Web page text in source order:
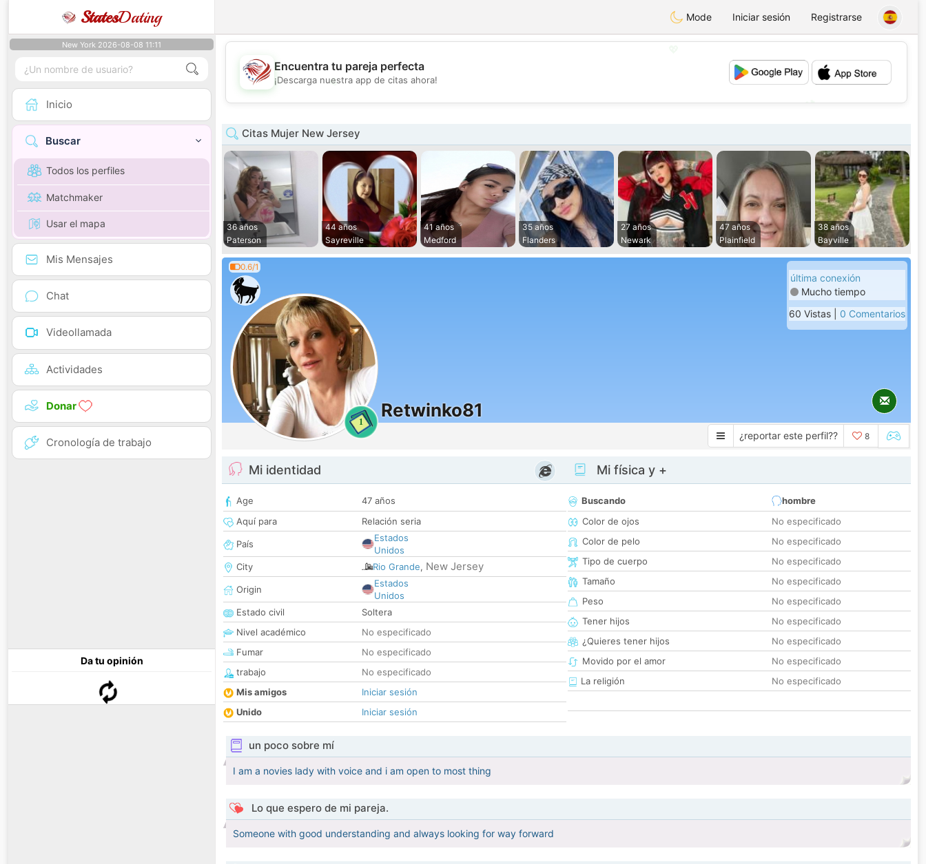
StatesDating Mode Iniciar sesión Registrarse
New York 2026-08-08 11:11
Inicio
Buscar
Todos los perfiles
Matchmaker
Usar el mapa
Mis Mensajes
Chat
Videollamada
Actividades
Donar
Cronología de trabajo
Da tu opinión
💕
Encuentra tu pareja perfecta
¡Descarga nuestra app de citas ahora!
Citas Mujer New Jersey
36 años
Paterson
44 años
Sayreville
41 años
Medford
35 años
Flanders
27 años
Newark
47 años
Plainfield
38 años
Bayville
0.6/1
1
Retwinko81
última conexión
Mucho tiempo
60 Vistas | 0 Comentarios
¿reportar este perfil?? 8
Mi identidad
Age
47 años
Aquí para
Relación seria
País
Estados
Unidos
City
Rio Grande, New Jersey
Origin
Estados
Unidos
Estado civil
Soltera
Nivel académico
No especificado
Fumar
No especificado
trabajo
No especificado
Mis amigos
Iniciar sesión
Unido
Iniciar sesión
Mi física y +
Buscando
hombre
Color de ojos
No especificado
Color de pelo
No especificado
Tipo de cuerpo
No especificado
Tamaño
No especificado
Peso
No especificado
Tener hijos
No especificado
¿Quieres tener hijos
No especificado
Movido por el amor
No especificado
La religión
No especificado
un poco sobre mí
I am a novies lady with voice and i am open to most thing
Lo que espero de mi pareja.
Someone with good understanding and always looking for way forward